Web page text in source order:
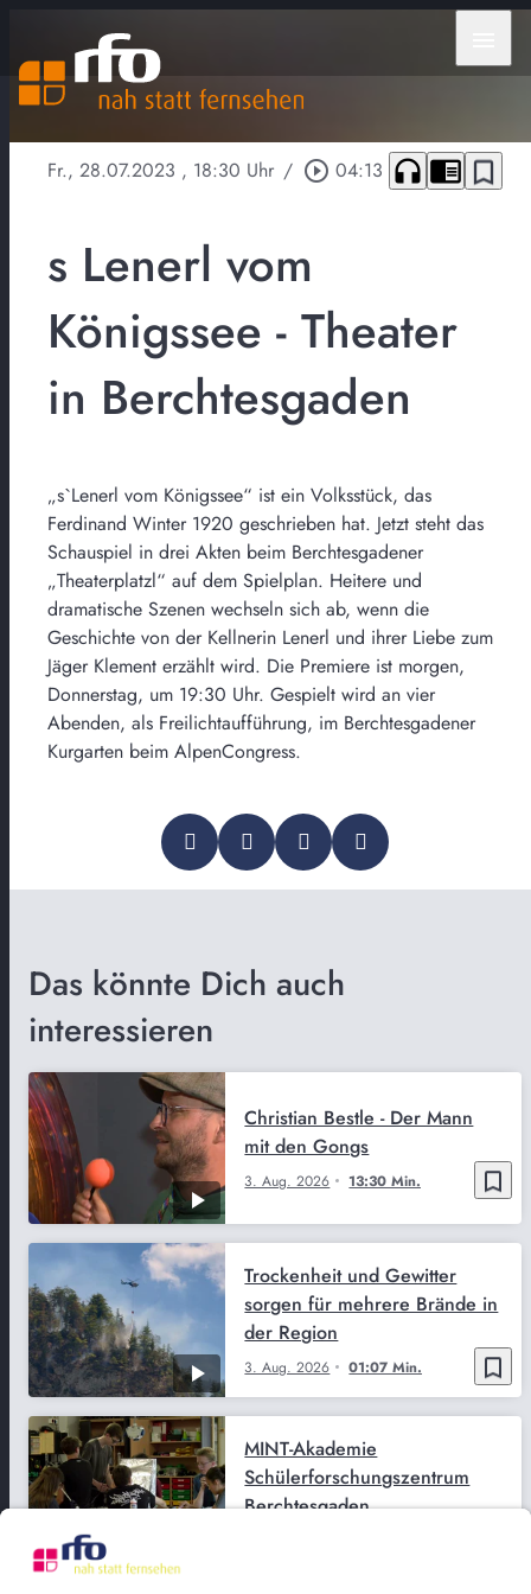
Fr., 28.07.2023 , 18:30 Uhr / play_circle_outline 04:13 headphones chrome_reader_mode bookmark_border
s Lenerl vom
Königssee - Theater
in Berchtesgaden
„s`Lenerl vom Königssee“ ist ein Volksstück, das
Ferdinand Winter 1920 geschrieben hat. Jetzt steht das
Schauspiel in drei Akten beim Berchtesgadener
„Theaterplatzl“ auf dem Spielplan. Heitere und
dramatische Szenen wechseln sich ab, wenn die
Geschichte von der Kellnerin Lenerl und ihrer Liebe zum
Jäger Klement erzählt wird. Die Premiere ist morgen,
Donnerstag, um 19:30 Uhr. Gespielt wird an vier
Abenden, als Freilichtaufführung, im Berchtesgadener
Kurgarten beim AlpenCongress.
Das könnte Dich auch
interessieren
bookmark_border
3. Aug. 2026 13:30 Min.
Christian Bestle - Der Mann
mit den Gongs
bookmark_border
3. Aug. 2026 01:07 Min.
Trockenheit und Gewitter
sorgen für mehrere Brände in
der Region
MINT-Akademie
Schülerforschungszentrum
Berchtesgaden